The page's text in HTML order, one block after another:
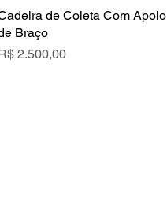
de Coleta Com Apoio
Braço
2.500,00